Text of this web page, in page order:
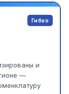
Гибко
и
—